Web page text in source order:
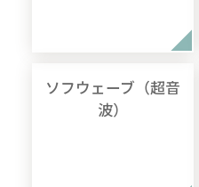
ソフウェーブ（超音
波）